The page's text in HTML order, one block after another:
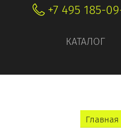
КАТАЛОГ
+7 495 185-
Главная